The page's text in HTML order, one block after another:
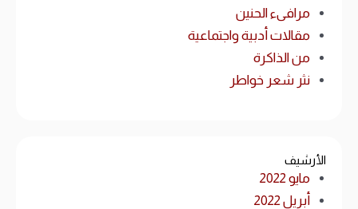
مرافىء الحنين
مقالات أدبية واجتماعية
من الذاكرة
نثر شعر خواطر
الأرشيف
مايو 2022
أبريل 2022